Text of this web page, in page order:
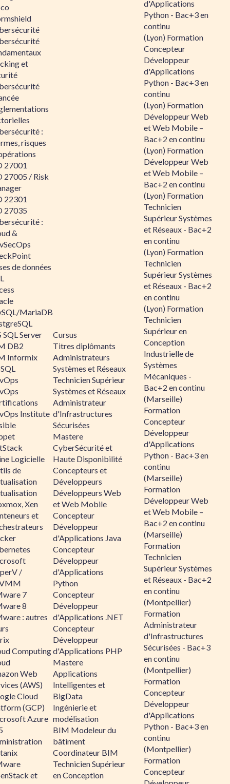
et
:
risques
27001
27005 / Risk
22301
27035
:
&
de données
MariaDB
SQL Server
DB2
Informix
Institute
Logicielle
de
Xen
et
/
7
8
: autres
Computing
Web
(AWS)
Cloud
(GCP)
Azure
et
Cursus
Titres diplômants
Administrateurs
Systèmes et Réseaux
Technicien Supérieur
Systèmes et Réseaux
Administrateur
d'Infrastructures
Sécurisées
Mastere
CyberSécurité et
Haute Disponibilité
Concepteurs et
Développeurs
Développeurs Web
et Web Mobile
Concepteur
Développeur
d'Applications Java
Concepteur
Développeur
d'Applications
Python
Concepteur
Développeur
d'Applications .NET
Concepteur
Développeur
d'Applications PHP
Mastere
Applications
Intelligentes et
BigData
Ingénierie et
modélisation
BIM Modeleur du
bâtiment
Coordinateur BIM
Technicien Supérieur
en Conception
d'Applications
Python - Bac+3 en
continu
(Lyon) Formation
Concepteur
Développeur
d'Applications
Python - Bac+3 en
continu
(Lyon) Formation
Développeur Web
et Web Mobile –
Bac+2 en continu
(Lyon) Formation
Développeur Web
et Web Mobile –
Bac+2 en continu
(Lyon) Formation
Technicien
Supérieur Systèmes
et Réseaux - Bac+2
en continu
(Lyon) Formation
Technicien
Supérieur Systèmes
et Réseaux - Bac+2
en continu
(Lyon) Formation
Technicien
Supérieur en
Conception
Industrielle de
Systèmes
Mécaniques -
Bac+2 en continu
(Marseille)
Formation
Concepteur
Développeur
d'Applications
Python - Bac+3 en
continu
(Marseille)
Formation
Développeur Web
et Web Mobile –
Bac+2 en continu
(Marseille)
Formation
Technicien
Supérieur Systèmes
et Réseaux - Bac+2
en continu
(Montpellier)
Formation
Administrateur
d'Infrastructures
Sécurisées - Bac+3
en continu
(Montpellier)
Formation
Concepteur
Développeur
d'Applications
Python - Bac+3 en
continu
(Montpellier)
Formation
Concepteur